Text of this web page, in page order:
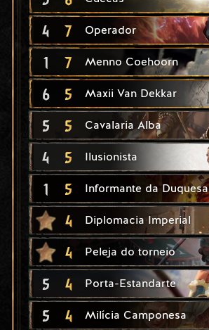
4 7 Operador
1 7 Menno Coehoorn
6 5 Maxii Van Dekkar
5 5 Cavalaria Alba
4 5 Ilusionista
1 5 Informante da Duquesa
4 Diplomacia Imperial
4 Peleja do torneio
5 4 Porta-Estandarte
5 4 Milícia Camponesa